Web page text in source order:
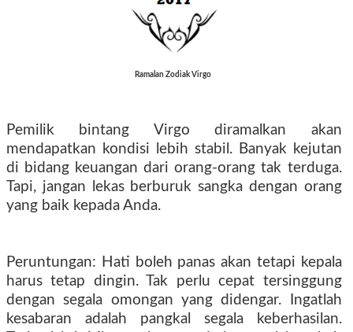
Ramalan Zodiak Virgo
Pemilik bintang Virgo diramalkan akan
mendapatkan kondisi lebih stabil. Banyak kejutan
di bidang keuangan dari orang-orang tak terduga.
Tapi, jangan lekas berburuk sangka dengan orang
yang baik kepada Anda.
Peruntungan: Hati boleh panas akan tetapi kepala
harus tetap dingin. Tak perlu cepat tersinggung
dengan segala omongan yang didengar. Ingatlah
kesabaran adalah pangkal segala keberhasilan.